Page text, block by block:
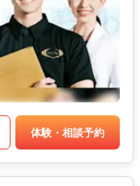
体験・相談予約